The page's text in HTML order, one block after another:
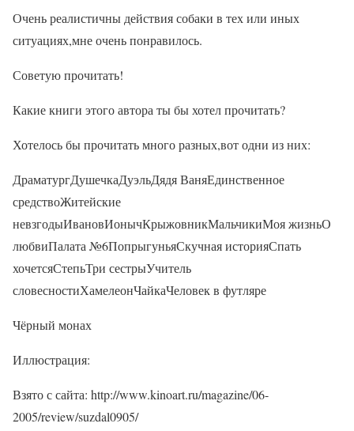
Очень реалистичны действия собаки в тех или иных
ситуациях,мне очень понравилось.
Советую прочитать!
Какие книги этого автора ты бы хотел прочитать?
Хотелось бы прочитать много разных,вот одни из них:
ДраматургДушечкаДуэльДядя ВаняЕдинственное
средствоЖитейские
невзгодыИвановИонычКрыжовникМальчикиМоя жизньО
любвиПалата №6ПопрыгуньяСкучная историяСпать
хочетсяСтепьТри сестрыУчитель
словесностиХамелеонЧайкаЧеловек в футляре
Чёрный монах
Иллюстрация:
Взято с сайта: http://www.kinoart.ru/magazine/06-
2005/review/suzdal0905/